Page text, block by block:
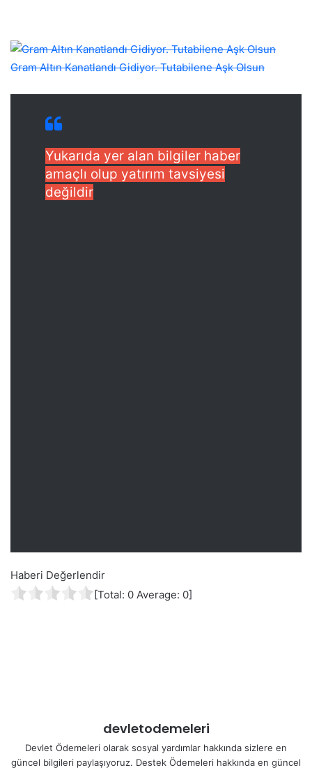
Gram Altın Kanatlandı Gidiyor. Tutabilene Aşk Olsun
Yukarıda yer alan bilgiler haber
amaçlı olup yatırım tavsiyesi
değildir
Haberi Değerlendir
[Total: 0 Average: 0]
devletodemeleri
Devlet Ödemeleri olarak sosyal yardımlar hakkında sizlere en
güncel bilgileri paylaşıyoruz. Destek Ödemeleri hakkında en güncel